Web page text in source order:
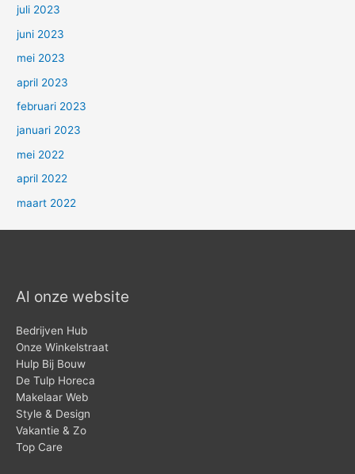
juli 2023
juni 2023
mei 2023
april 2023
februari 2023
januari 2023
mei 2022
april 2022
maart 2022
Al onze website
Bedrijven Hub
Onze Winkelstraat
Hulp Bij Bouw
De Tulp Horeca
Makelaar Web
Style & Design
Vakantie & Zo
Top Care